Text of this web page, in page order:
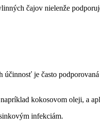
čajov nielenže
je často
kokosovom oleji, a
infekciám.